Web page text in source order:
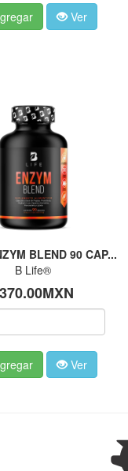
Ver
BLEND 90 CAP...
B Life®
Ver